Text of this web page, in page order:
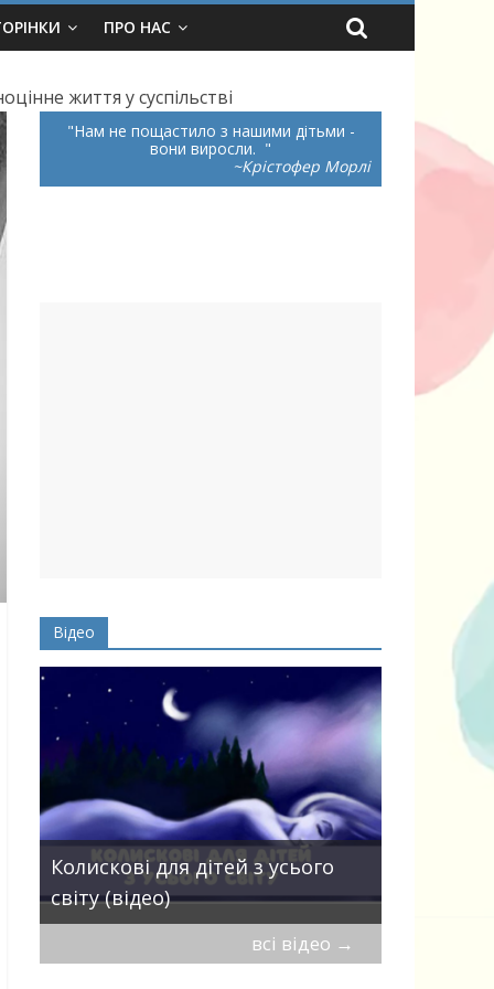
ПРО НАС
життя у суспільстві
Нам не пощастило з нашими дітьми -
вони виросли.
~Крістофер Морлі
Відео
Колискові для дітей з усього
світу (відео)
всі відео →